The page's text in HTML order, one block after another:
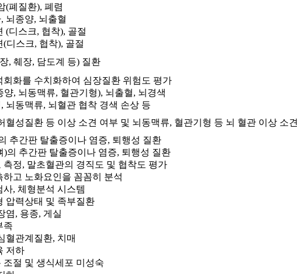
(폐질환), 폐렴
뇌종양, 뇌출혈
(디스크, 협착), 골절
(디스크, 협착), 골절
, 췌장, 담도계 등) 질환
회화를 수치화하여 심장질환 위험도 평가
양, 뇌동맥류, 혈관기형), 뇌출혈, 뇌경색
뇌동맥류, 뇌혈관 협착 경색 손상 등
혈성질환 등 이상 소견 여부 및 뇌동맥류, 혈관기형 등 뇌 혈관 이상 소견
추간판 탈출증이나 염증, 퇴행성 질환
)의 추간판 탈출증이나 염증, 퇴행성 질환
측정, 말초혈관의 경직도 및 협착도 평가
하고 노화요인을 꼼꼼히 분석
사, 체형분석 시스템
압력상태 및 족부질환
염, 용종, 게실
족
혈관계질환, 치매
저하
조절 및 생식세포 미성숙